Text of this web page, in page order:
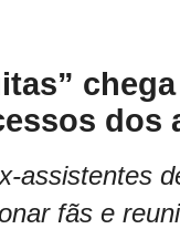
dos
assistentes
fãs e